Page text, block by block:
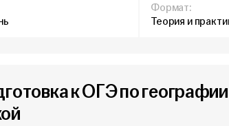
Формат:
Теория и
к ОГЭ по